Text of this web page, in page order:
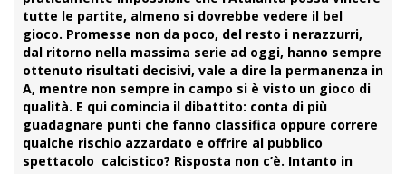
tutte le partite, almeno si dovrebbe vedere il bel
gioco. Promesse non da poco, del resto i nerazzurri,
dal ritorno nella massima serie ad oggi, hanno sempre
ottenuto risultati decisivi, vale a dire la permanenza in
A, mentre non sempre in campo si è visto un gioco di
qualità. E qui comincia il dibattito: conta di più
guadagnare punti che fanno classifica oppure correre
qualche rischio azzardato e offrire al pubblico
spettacolo calcistico? Risposta non c’è. Intanto in